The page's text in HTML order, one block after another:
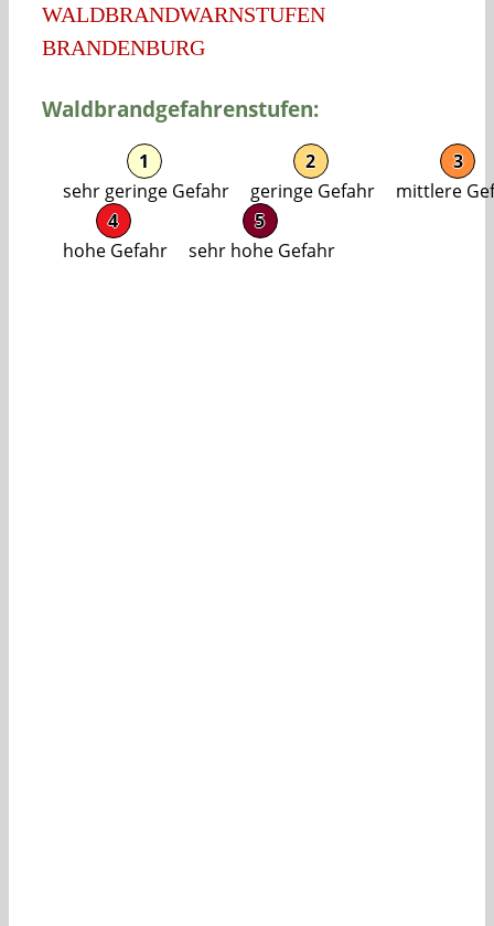
WALDBRANDWARNSTUFEN
BRANDENBURG